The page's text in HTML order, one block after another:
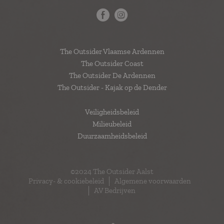
The Outsider Vlaamse Ardennen
The Outsider Coast
The Outsider De Ardennen
The Outsider - Kajak op de Dender
Veiligheidsbeleid
Milieubeleid
Duurzaamheidsbeleid
©2024 The Outsider Aalst
Privacy- & cookiebeleid
Algemene voorwaarden
AV Bedrijven